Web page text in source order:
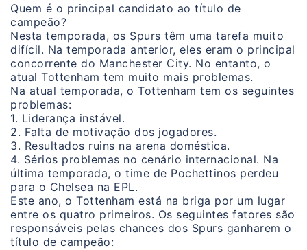
Quem é o principal candidato ao título de
campeão?
Nesta temporada, os Spurs têm uma tarefa muito
difícil. Na temporada anterior, eles eram o principal
concorrente do Manchester City. No entanto, o
atual Tottenham tem muito mais problemas.
Na atual temporada, o Tottenham tem os seguintes
problemas:
1. Liderança instável.
2. Falta de motivação dos jogadores.
3. Resultados ruins na arena doméstica.
4. Sérios problemas no cenário internacional. Na
última temporada, o time de Pochettinos perdeu
para o Chelsea na EPL.
Este ano, o Tottenham está na briga por um lugar
entre os quatro primeiros. Os seguintes fatores são
responsáveis pelas chances dos Spurs ganharem o
título de campeão: